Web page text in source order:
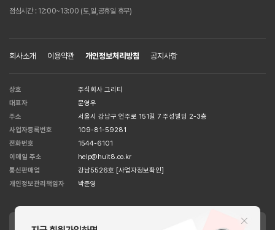
점심시간 : 12:00~13:00 (토,일,공휴일 휴무)
회사소개 이용약관 개인정보처리방침 공지사항
상호
주식회사 그리티
대표자
문영우
주소
서울시 강남구 언주로 151길 7 주성빌딩 2-3층
사업자등록번호
109-81-59281
전화번호
1544-6101
이메일 주소
help@huit8.co.kr
통신판매업
강남5526호 [사업자정보확인]
개인정보관리책임자
박준영
APPLE STORE